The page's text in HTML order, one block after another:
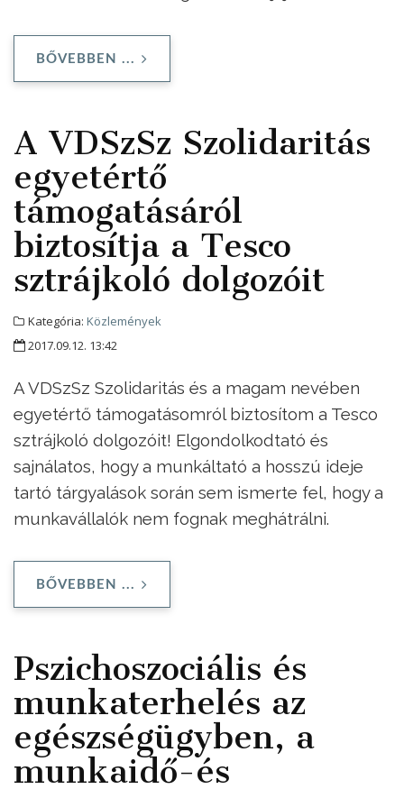
BŐVEBBEN ...
A VDSzSz Szolidaritás
egyetértő
támogatásáról
biztosítja a Tesco
sztrájkoló dolgozóit
Kategória: Közlemények
2017.09.12. 13:42
A VDSzSz Szolidaritás és a magam nevében
egyetértő támogatásomról biztosítom a Tesco
sztrájkoló dolgozóit! Elgondolkodtató és
sajnálatos, hogy a munkáltató a hosszú ideje
tartó tárgyalások során sem ismerte fel, hogy a
munkavállalók nem fognak meghátrálni.
BŐVEBBEN ...
Pszichoszociális és
munkaterhelés az
egészségügyben, a
munkaidő-és